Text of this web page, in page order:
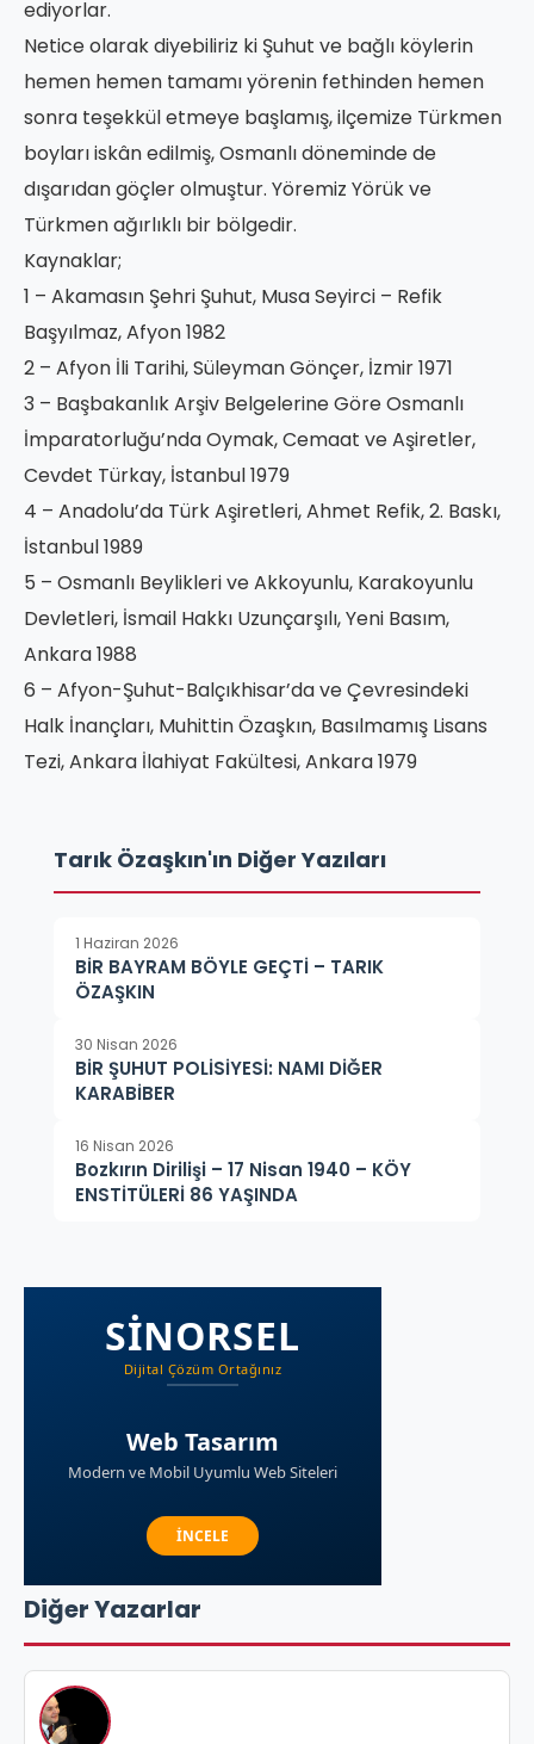
ediyorlar.
Netice olarak diyebiliriz ki Şuhut ve bağlı köylerin
hemen hemen tamamı yörenin fethinden hemen
sonra teşekkül etmeye başlamış, ilçemize Türkmen
boyları iskân edilmiş, Osmanlı döneminde de
dışarıdan göçler olmuştur. Yöremiz Yörük ve
Türkmen ağırlıklı bir bölgedir.
Kaynaklar;
1 – Akamasın Şehri Şuhut, Musa Seyirci – Refik
Başyılmaz, Afyon 1982
2 – Afyon İli Tarihi, Süleyman Gönçer, İzmir 1971
3 – Başbakanlık Arşiv Belgelerine Göre Osmanlı
İmparatorluğu’nda Oymak, Cemaat ve Aşiretler,
Cevdet Türkay, İstanbul 1979
4 – Anadolu’da Türk Aşiretleri, Ahmet Refik, 2. Baskı,
İstanbul 1989
5 – Osmanlı Beylikleri ve Akkoyunlu, Karakoyunlu
Devletleri, İsmail Hakkı Uzunçarşılı, Yeni Basım,
Ankara 1988
6 – Afyon-Şuhut-Balçıkhisar’da ve Çevresindeki
Halk İnançları, Muhittin Özaşkın, Basılmamış Lisans
Tezi, Ankara İlahiyat Fakültesi, Ankara 1979
Tarık Özaşkın'ın Diğer Yazıları
1 Haziran 2026
BİR BAYRAM BÖYLE GEÇTİ – TARIK
ÖZAŞKIN
30 Nisan 2026
BİR ŞUHUT POLİSİYESİ: NAMI DİĞER
KARABİBER
16 Nisan 2026
Bozkırın Dirilişi – 17 Nisan 1940 – KÖY
ENSTİTÜLERİ 86 YAŞINDA
Diğer Yazarlar